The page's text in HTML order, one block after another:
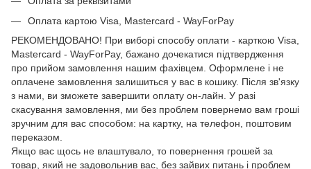
Оплата картою Visa, Mastercard - WayForPay
РЕКОМЕНДОВАНО! При виборі способу оплати - карткою Visa,
Mastercard - WayForPay, бажано дочекатися підтвердження
про прийом замовлення нашим фахівцем. Оформлене і не
оплачене замовлення залишиться у вас в кошику. Після зв'язку
з нами, ви зможете завершити оплату он-лайн. У разі
скасування замовлення, ми без проблем повернемо вам гроші
зручним для вас способом: на картку, на телефон, поштовим
переказом.
Якщо вас щось не влаштувало, то повернення грошей за
товар, який не задовольнив вас, без зайвих питань і проблем